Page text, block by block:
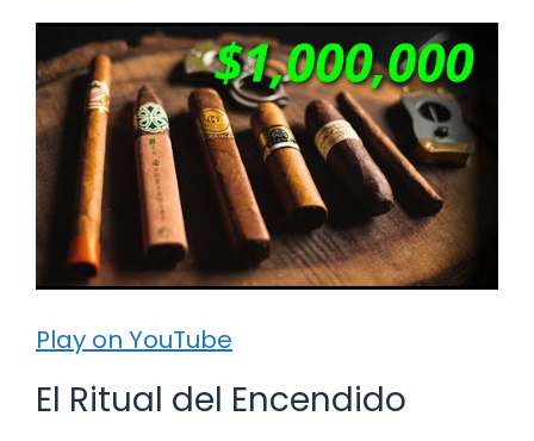
Play on YouTube
El Ritual del Encendido